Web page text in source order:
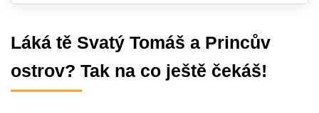
Láká tě Svatý Tomáš a Princův
ostrov? Tak na co ještě čekáš!